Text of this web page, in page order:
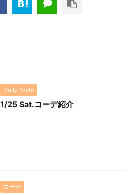
Daily Style
1/25 Sat.コーデ紹介
コーデ